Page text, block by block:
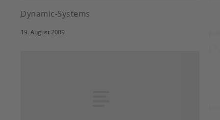
Dynamic-Systems
19. August 2009